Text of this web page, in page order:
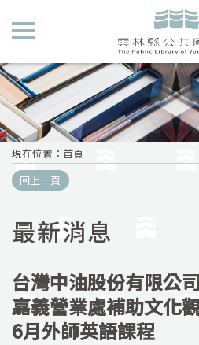
現在位置 ： 首頁
回上一頁
最新消息
台灣中油股份有限公
嘉義營業處補助文化
6月外師英語課程